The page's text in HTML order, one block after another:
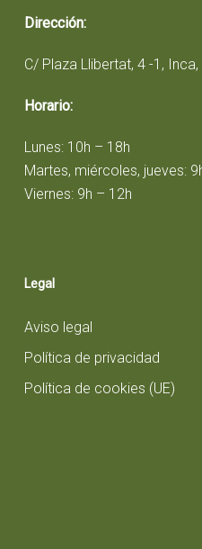
Dirección:
C/ Plaza Llibertat, 4 -1,
Horario:
Lunes: 10h – 18h
Martes, miércoles, jueves:
Viernes: 9h – 12h
Legal
Aviso legal
Política de privacidad
Política de cookies (UE)